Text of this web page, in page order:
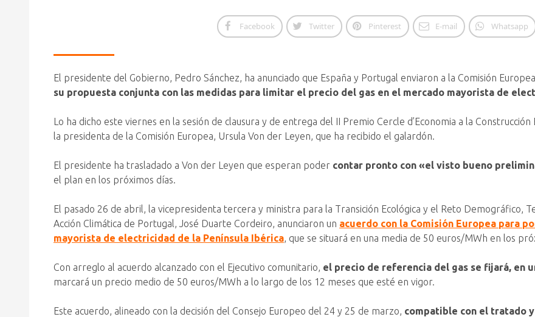
Facebook Twitter Pinterest E-mail Whatsapp
El presidente del Gobierno, Pedro Sánchez, ha anunciado que España y Portugal enviaron a la Comisión
su propuesta conjunta con las medidas para limitar el precio del gas en el mercado mayorista de
Lo ha dicho este viernes en la sesión de clausura y de entrega del II Premio Cercle d’Economia a la
la presidenta de la Comisión Europea, Ursula Von der Leyen, que ha recibido el galardón.
El presidente ha trasladado a Von der Leyen que esperan poder contar pronto con «el visto bueno
el plan en los próximos días.
El pasado 26 de abril, la vicepresidenta tercera y ministra para la Transición Ecológica y el Reto Demográfico,
Acción Climática de Portugal, José Duarte Cordeiro, anunciaron un acuerdo con la Comisión Europea para
mayorista de electricidad de la Península Ibérica, que se situará en una media de 50 euros/MWh en los
Con arreglo al acuerdo alcanzado con el Ejecutivo comunitario, el precio de referencia del gas se fijará, en
marcará un precio medio de 50 euros/MWh a lo largo de los 12 meses que esté en vigor.
Este acuerdo, alineado con la decisión del Consejo Europeo del 24 y 25 de marzo, compatible con el tratado